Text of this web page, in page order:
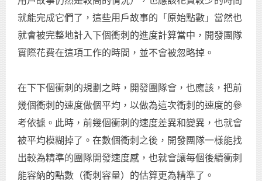
就能完成它們了，這些用戶故事的「原始點數」當然也
就會被完整地計入下個衝刺的進度計算當中，開發團隊
實際花費在這項工作的時間，並不會被忽略掉。
在下下個衝刺的規劃之時，開發團隊會，也應該，把前
幾個衝刺的速度做個平均，以做為這次衝刺的速度的參
考依據。此時，前幾個衝刺的速度差異和變異，也就會
被平均模糊掉了。在數個衝刺之後，開發團隊一樣能找
出較為精準的團隊開發速度感，也就會讓每個後續衝刺
能容納的點數（衝刺容量）的估算更為精準了。